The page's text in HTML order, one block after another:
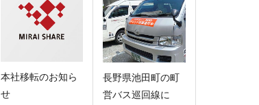
本社移転のお知ら
せ
長野県池田町の町
営バス巡回線に